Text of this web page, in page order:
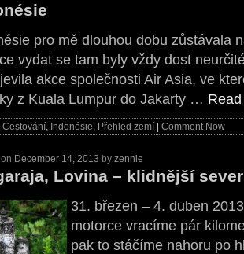
pro mě dlouhou dobu zůstávala
vydat se tam byly vždy dost
akce společnosti Air Asia, ve
z Kuala Lumpur do Jakarty …
Cestování, Indonésie, Přehled zemí Comment Now
December 14, 2013 by zennie
Lovina – klidnější
31. březen – 4. duben
motorce vracíme pár
pak to stáčíme nahoru po